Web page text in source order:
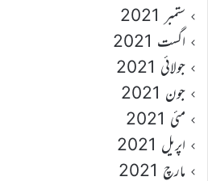
ستمبر 2021
اگست 2021
جولائی 2021
جون 2021
مئی 2021
اپریل 2021
مارچ 2021